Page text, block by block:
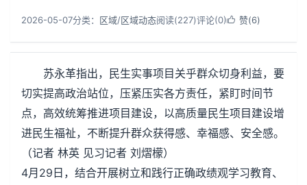
2026-05-07分类： 区域/区域动态阅读(228)评论(0) 赞(6)
苏永革指出，民生实事项目关乎群众切身利益，要
切实提高政治站位，压紧压实各方责任，紧盯时间节
点，高效统筹推进项目建设，以高质量民生项目建设增
进民生福祉，不断提升群众获得感、幸福感、安全感。
（记者 林英 见习记者 刘熠檬）
4月29日，结合开展树立和践行正确政绩观学习教育、